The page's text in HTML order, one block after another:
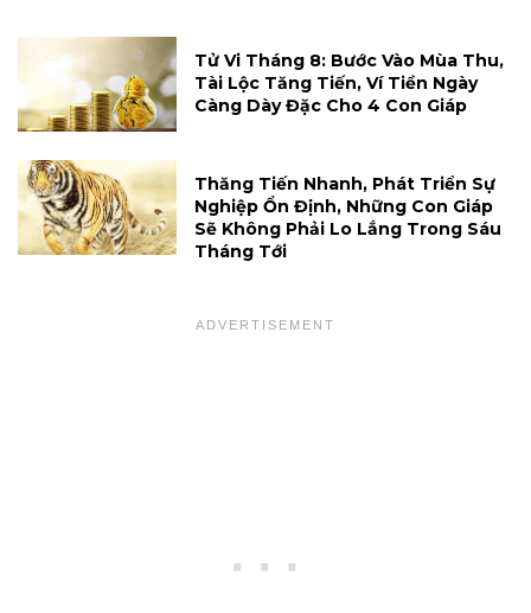
Tử Vi Tháng 8: Bước Vào Mùa Thu,
Tài Lộc Tăng Tiến, Ví Tiền Ngày
Càng Dày Đặc Cho 4 Con Giáp
Thăng Tiến Nhanh, Phát Triển Sự
Nghiệp Ổn Định, Những Con Giáp
Sẽ Không Phải Lo Lắng Trong Sáu
Tháng Tới